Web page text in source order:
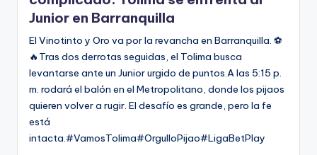
Junior en Barranquilla
El Vinotinto y Oro va por la revancha en Barranquilla. ⚽
🔥Tras dos derrotas seguidas, el Tolima busca
levantarse ante un Junior urgido de puntos.A las 5:15 p.
m. rodará el balón en el Metropolitano, donde los pijaos
quieren volver a rugir. El desafío es grande, pero la fe
está
intacta.#VamosTolima#OrgulloPijao#LigaBetPlay